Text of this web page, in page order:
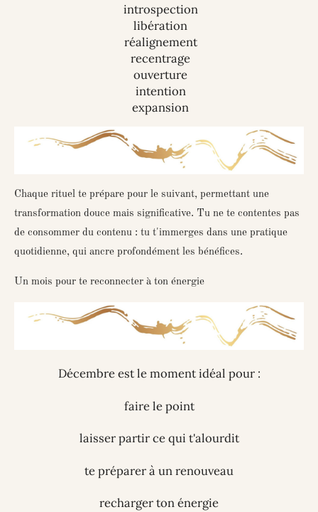
introspection
libération
réalignement
recentrage
ouverture
intention
expansion
Chaque rituel te prépare pour le suivant, permettant une
transformation douce mais significative. Tu ne te contentes pas
de consommer du contenu : tu t'immerges dans une pratique
quotidienne, qui ancre profondément les bénéfices.
Un mois pour te reconnecter à ton énergie
Décembre est le moment idéal pour :
faire le point
laisser partir ce qui t'alourdit
te préparer à un renouveau
recharger ton énergie